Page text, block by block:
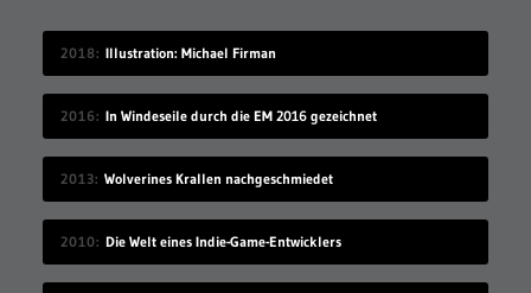
2018 Illustration: Michael Firman
2016 In Windeseile durch die EM 2016 gezeichnet
2013 Wolverines Krallen nachgeschmiedet
2010 Die Welt eines Indie-Game-Entwicklers